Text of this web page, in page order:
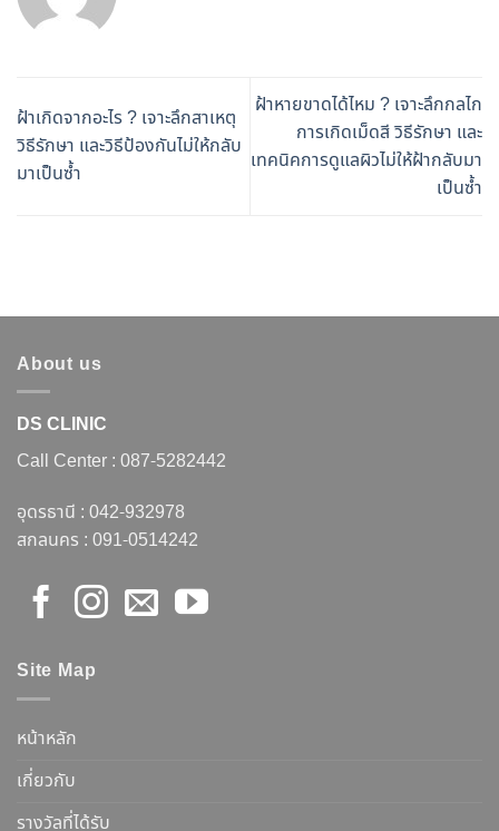
ฝ้าเกิดจากอะไร ? เจาะลึกสาเหตุ
วิธีรักษา และวิธีป้องกันไม่ให้กลับ
มาเป็นซ้ำ
ฝ้าหายขาดได้ไหม ? เจาะลึกกลไก
การเกิดเม็ดสี วิธีรักษา และ
เทคนิคการดูแลผิวไม่ให้ฝ้ากลับมา
เป็นซ้ำ
About us
DS CLINIC
Call Center : 087-5282442
อุดรธานี : 042-932978
สกลนคร : 091-0514242
Site Map
หน้าหลัก
เกี่ยวกับ
รางวัลที่ได้รับ